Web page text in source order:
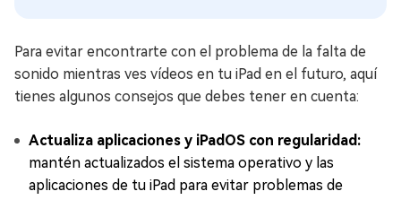
Para evitar encontrarte con el problema de la falta de
sonido mientras ves vídeos en tu iPad en el futuro, aquí
tienes algunos consejos que debes tener en cuenta:
Actualiza aplicaciones y iPadOS con regularidad:
mantén actualizados el sistema operativo y las
aplicaciones de tu iPad para evitar problemas de